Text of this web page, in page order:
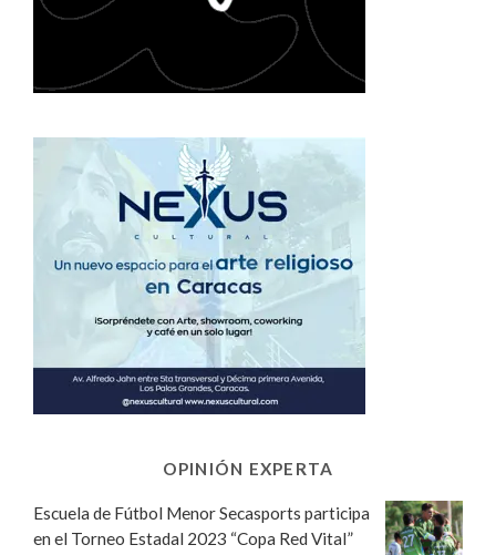
OPINIÓN EXPERTA
Escuela de Fútbol Menor Secasports participa
en el Torneo Estadal 2023 “Copa Red Vital”